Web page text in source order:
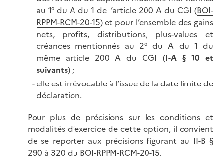
au 1° du A du 1 de l’article 200 A du CGI (BOI-
RPPM-RCM-20-15) et pour l’ensemble des gains
nets, profits, distributions, plus-values et
créances mentionnés au 2° du A du 1 du
même article 200 A du CGI (I-A § 10 et
suivants) ;
elle est irrévocable à l’issue de la date limite de
déclaration.
Pour plus de précisions sur les conditions et
modalités d’exercice de cette option, il convient
de se reporter aux précisions figurant au II-B §
290 à 320 du BOI-RPPM-RCM-20-15.